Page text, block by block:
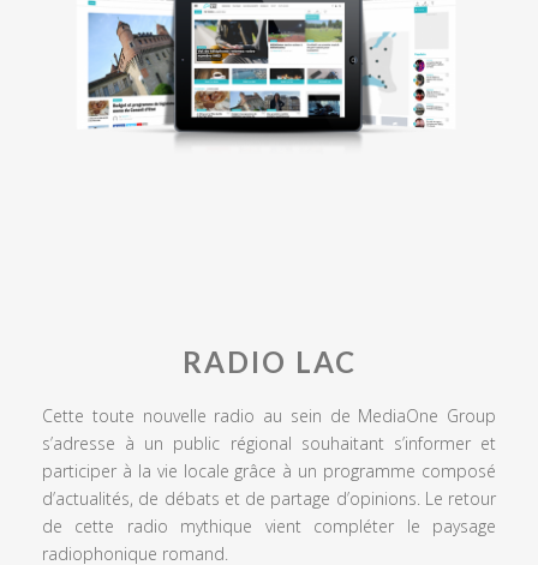
RADIO LAC
Cette toute nouvelle radio au sein de MediaOne Group
s’adresse à un public régional souhaitant s’informer et
participer à la vie locale grâce à un programme composé
d’actualités, de débats et de partage d’opinions. Le retour
de cette radio mythique vient compléter le paysage
radiophonique romand.